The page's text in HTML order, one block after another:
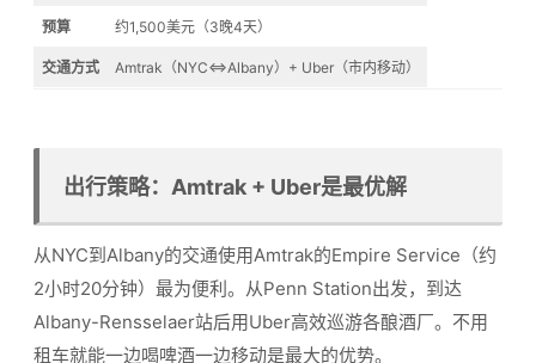
预算 约1,500美元（3晚4天）
交通方式 Amtrak（NYC⇔Albany）+ Uber（市内移动）
出行策略：Amtrak + Uber是最优解
从NYC到Albany的交通使用Amtrak的Empire Service（约
2小时20分钟）最为便利。从Penn Station出发，到达
Albany-Rensselaer站后用Uber高效巡游各酿酒厂。不用
租车就能一边喝啤酒一边移动是最大的优势。